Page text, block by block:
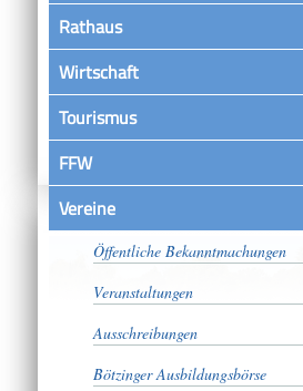
Rathaus
Wirtschaft
Tourismus
FFW
VereineSatzungen
Öffentliche Bekanntmachungen
Veranstaltungen
Ausschreibungen
Bötzinger Ausbildungsbörse